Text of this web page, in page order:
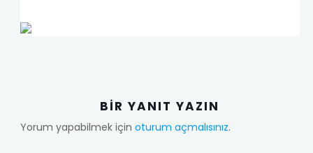
BIR YANIT YAZIN
Yorum yapabilmek için oturum açmalısınız.